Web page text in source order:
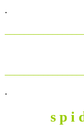
.
.
s p i